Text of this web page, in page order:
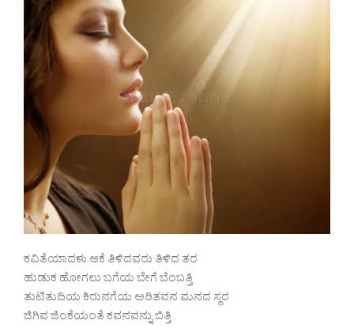
ಕವಿತೆಯಾದಳು ಆಕೆ ತಿಳಿದವರು ತಿಳಿದ ತರ
ಹುಡುಕ ಹೋಗಲು ಬಗೆಯ ಬೇಗೆ ಬೆಂಬತ್ತಿ
ತುಟಿತುದಿಯ ಕಿರುನಗೆಯ ಅರಿತವನ ಮನದ ಸ್ಥರ
ಜಿಗಿವ ಜಿಂಕೆಯಂತೆ ಕವನವನ್ನು ಬಿತ್ತಿ